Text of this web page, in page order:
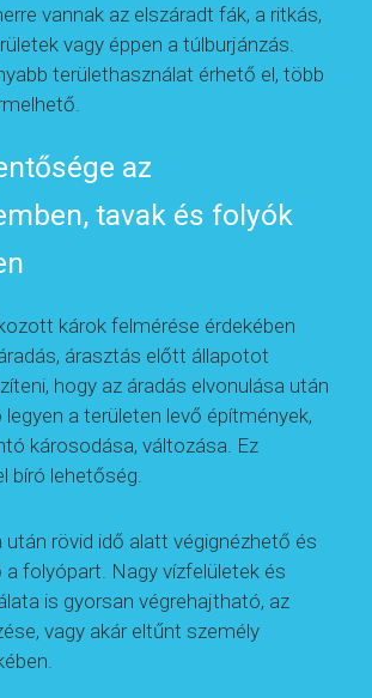
vannak az elszáradt fák, a ritkás,
vagy éppen a túlburjánzás.
területhasználat érhető el, több
az
tavak és folyók
károk felmérése érdekében
árasztás előtt állapotot
hogy az áradás elvonulása után
a területen levő építmények,
károsodása, változása. Ez
bíró lehetőség.
után rövid idő alatt végignézhető és
folyópart. Nagy vízfelületek és
is gyorsan végrehajtható, az
vagy akár eltűnt személy